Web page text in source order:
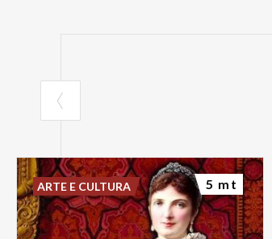
ARTE E CULTURA 5 mt